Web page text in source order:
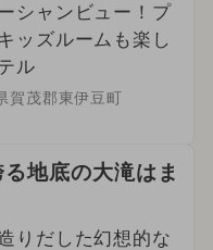
シャンビュー！プ
ッズルームも楽し
ル
賀茂郡東伊豆町
地底の大滝はま
りだした幻想的な